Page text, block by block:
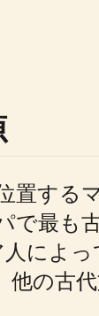
置する
で最も
によ
他の古